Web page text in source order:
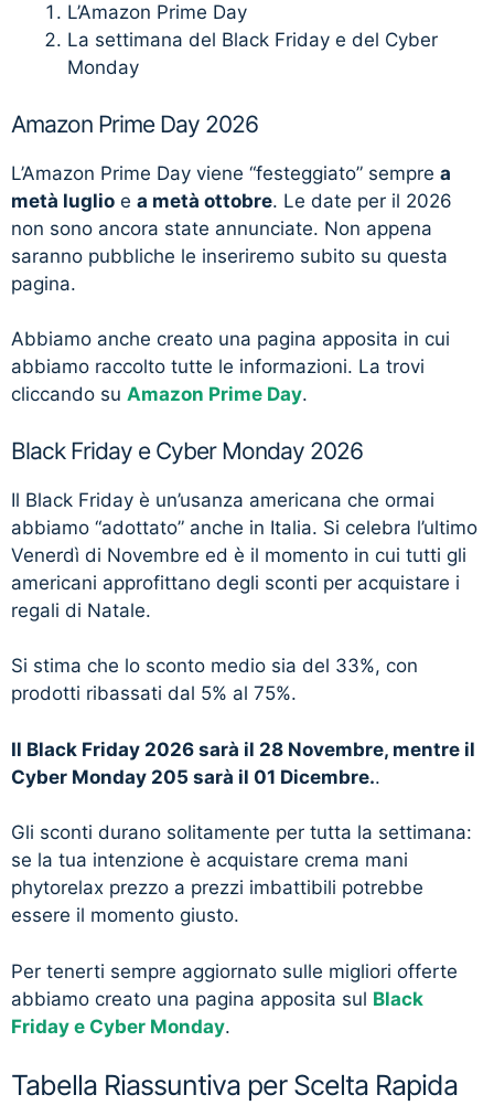
L’Amazon Prime Day
La settimana del Black Friday e del Cyber
Monday
Amazon Prime Day 2026
L’Amazon Prime Day viene “festeggiato” sempre a
metà luglio e a metà ottobre. Le date per il 2026
non sono ancora state annunciate. Non appena
saranno pubbliche le inseriremo subito su questa
pagina.
Abbiamo anche creato una pagina apposita in cui
abbiamo raccolto tutte le informazioni. La trovi
cliccando su Amazon Prime Day.
Black Friday e Cyber Monday 2026
Il Black Friday è un’usanza americana che ormai
abbiamo “adottato” anche in Italia. Si celebra l’ultimo
Venerdì di Novembre ed è il momento in cui tutti gli
americani approfittano degli sconti per acquistare i
regali di Natale.
Si stima che lo sconto medio sia del 33%, con
prodotti ribassati dal 5% al 75%.
Il Black Friday 2026 sarà il 28 Novembre, mentre il
Cyber Monday 205 sarà il 01 Dicembre..
Gli sconti durano solitamente per tutta la settimana:
se la tua intenzione è acquistare crema mani
phytorelax prezzo a prezzi imbattibili potrebbe
essere il momento giusto.
Per tenerti sempre aggiornato sulle migliori offerte
abbiamo creato una pagina apposita sul Black
Friday e Cyber Monday.
Tabella Riassuntiva per Scelta Rapida